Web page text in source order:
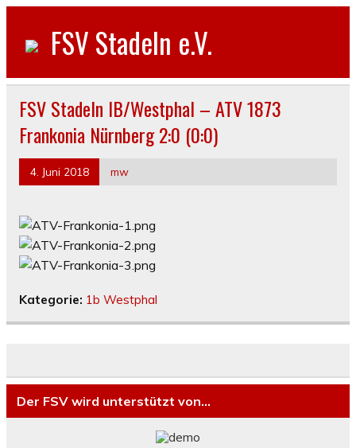
FSV Stadeln e.V.
FSV Stadeln IB/Westphal – ATV 1873
Frankonia Nürnberg 2:0 (0:0)
4. Juni 2018 mw
Kategorie: 1b Westphal
Der FSV wird unterstützt von…